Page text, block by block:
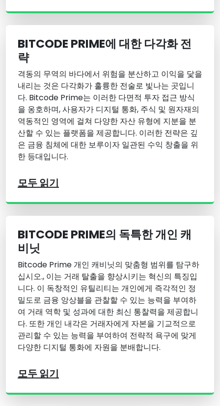
BITCODE PRIME에 대한 다각화 전
략
격동의 무역의 바다에서 위험을 분산하고 이익을 닻을
내리는 것은 다각화가 훌륭한 전술로 빛나는 곳입니
다. Bitcode Prime는 이러한 다면적 투자 접근 방식
을 옹호하며, 사용자가 디지털 통화, 주식 및 원자재의
역동적인 영역에 걸쳐 다양한 자산 유형에 지분을 분
산할 수 있는 플랫폼을 제공합니다. 이러한 전략은 깊
은 금융 침체에 대한 보루이자 일관된 수익 창출을 위
한 등대입니다.
모두 읽기
BITCODE PRIME의 독특한 개인 캐
비닛
Bitcode Prime 개인 캐비닛의 맞춤형 범위를 탐구하
십시오., 이는 거래 탈출을 향상시키는 혁신의 특징입
니다. 이 독창적인 유틸리티는 개인에게 즉각적인 정
밀도로 금융 앙상블을 관찰할 수 있는 능력을 부여하
여 거래 역학 및 성과에 대한 최신 통찰력을 제공합니
다. 또한 개인 내각은 거래자에게 자본을 기교적으로
관리할 수 있는 능력을 부여하여 전략적 욕구에 맞게
다양한 디지털 통화에 자원을 분배합니다.
모두 읽기